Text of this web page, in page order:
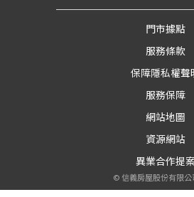
門市據點
服務條款
保障隱私權聲
服務保障
網站地圖
資源網站
異業合作提案
©信義房屋股份有限公